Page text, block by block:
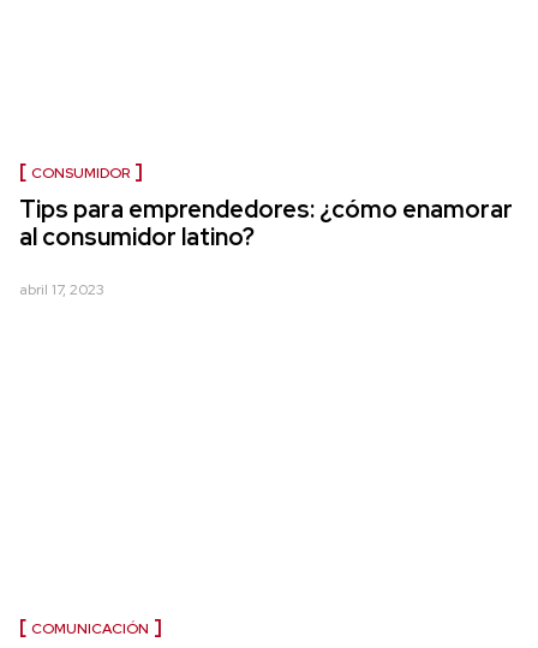
CONSUMIDOR
Tips para emprendedores: ¿cómo enamorar
al consumidor latino?
abril 17, 2023
COMUNICACIÓN